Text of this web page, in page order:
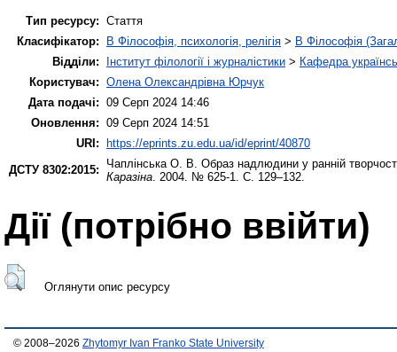
Тип ресурсу: Стаття
Класифікатор:
B Філософія, психологія, релігія > B Філософія
Відділи:
Інститут філології і журналістики > Кафедра
Користувач: Олена Олександрівна Юрчук
Дата подачі: 09 Серп 2024 14:46
Оновлення: 09 Серп 2024 14:51
URI:
https://eprints.zu.edu.ua/id/eprint/40870
ДСТУ 8302:2015:
Чаплінська О. В. Образ надлюдини у ранній
Каразіна. 2004. № 625-1. С. 129–132.
Дії ​​(потрібно ввійти)
Оглянути опис ресурсу
© 2008–2026 Zhytomyr Ivan Franko State University